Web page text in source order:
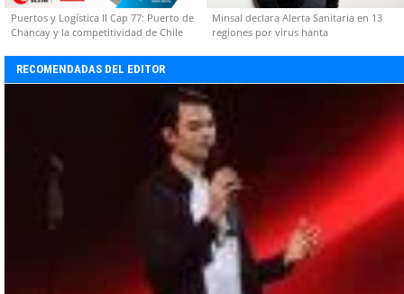
Puertos y Logística II Cap 77: Puerto de
Chancay y la competitividad de Chile
Minsal declara Alerta Sanitaria en 13
regiones por virus hanta
RECOMENDADAS DEL EDITOR